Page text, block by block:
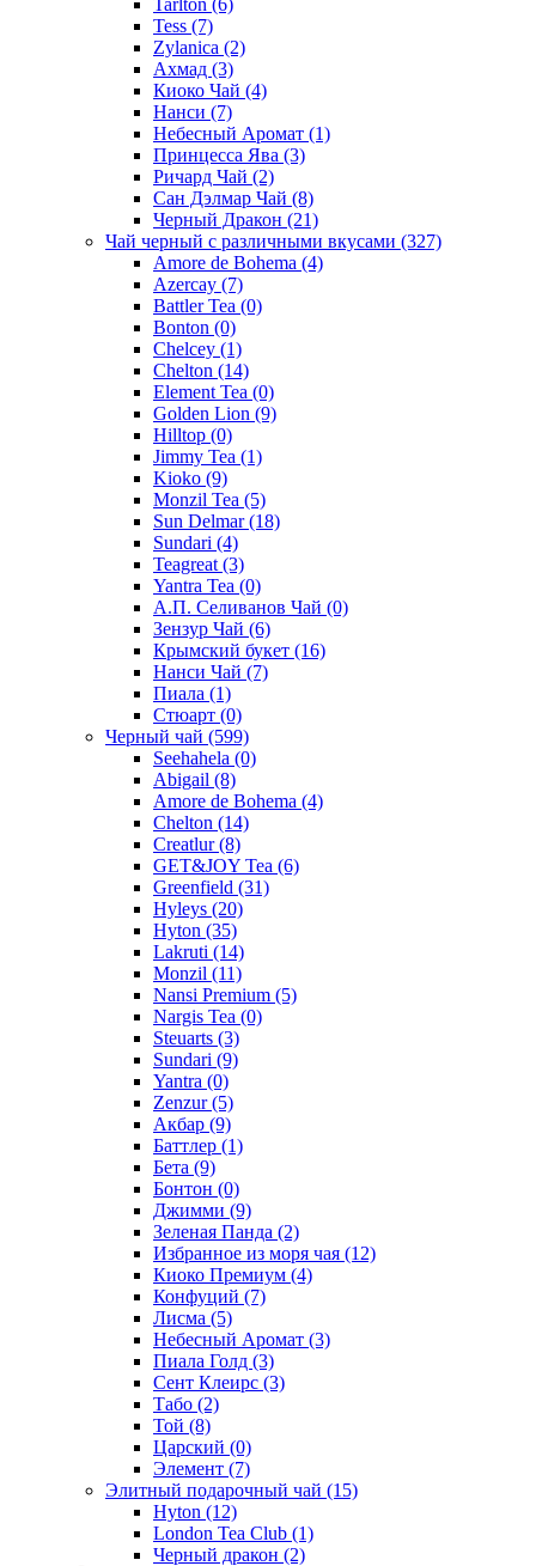
Tess (7)
Zylanica (2)
Ахмад (3)
Киоко Чай (4)
Нанси (7)
Небесный Аромат (1)
Принцесса Ява (3)
Ричард Чай (2)
Сан Дэлмар Чай (8)
Черный Дракон (21)
Чай черный с различными вкусами (327)
Amore de Bohema (4)
Azercay (7)
Battler Tea (0)
Bonton (0)
Chelcey (1)
Chelton (14)
Element Tea (0)
Golden Lion (9)
Hilltop (0)
Jimmy Tea (1)
Kioko (9)
Monzil Tea (5)
Sun Delmar(18)
Sundari (4)
Teagreat (3)
Yantra Tea (0)
А.П. Селиванов Чай (0)
Зензур Чай (6)
Крымский букет (16)
Нанси Чай (7)
Пиала (1)
Стюарт (0)
Черный чай (599)
Seehahela (0)
Abigail (8)
Amore de Bohema (4)
Chelton (14)
Creatlur(8)
GET&JOY Tea (6)
Greenfield (31)
Hyleys (20)
Hyton (35)
Lakruti (14)
Monzil (11)
Nansi Premium (5)
Nargis Tea (0)
Steuarts (3)
Sundari (9)
Yantra (0)
Zenzur(5)
Акбар (9)
Баттлер (1)
Бета (9)
Бонтон (0)
Джимми (9)
Зеленая Панда (2)
Избранное из моря чая (12)
Киоко Премиум (4)
Конфуций (7)
Лисма (5)
Небесный Аромат (3)
Пиала Голд (3)
Сент Клеирс (3)
Табо (2)
Той (8)
Царский (0)
Элемент (7)
Элитный подарочный чай (15)
Hyton (12)
London Tea Club (1)
Черный дракон (2)